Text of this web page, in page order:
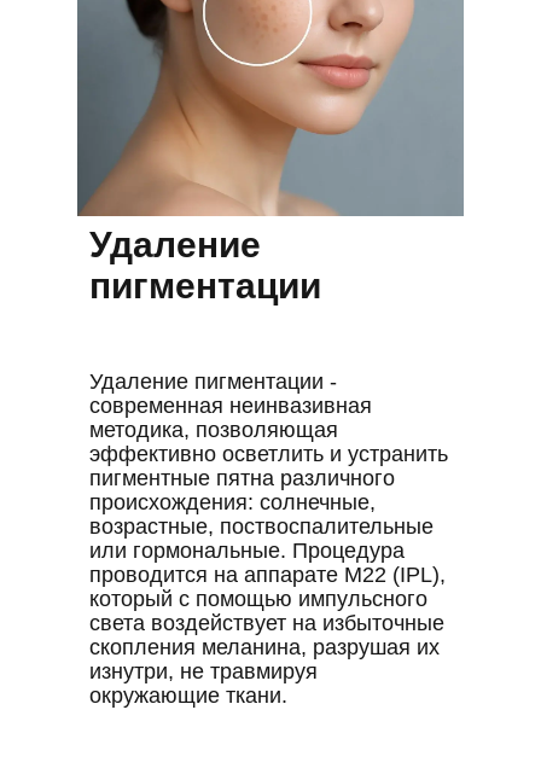
Удаление
пигментации
Удаление пигментации -
современная неинвазивная
методика, позволяющая
эффективно осветлить и устранить
пигментные пятна различного
происхождения: солнечные,
возрастные, поствоспалительные
или гормональные. Процедура
проводится на аппарате M22 (IPL),
который с помощью импульсного
света воздействует на избыточные
скопления меланина, разрушая их
изнутри, не травмируя
окружающие ткани.